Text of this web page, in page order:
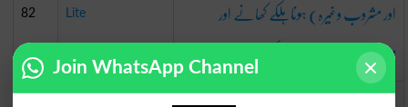
82 Lite
اور مشروب وغیرہ) ہوناہلکے کھانے اور
مشروبات جیسے ہلکا نمک یا کم چینی والا مشروبJoin WhatsApp Channel